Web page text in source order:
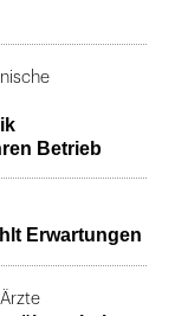
Betrieb
Erwartungen